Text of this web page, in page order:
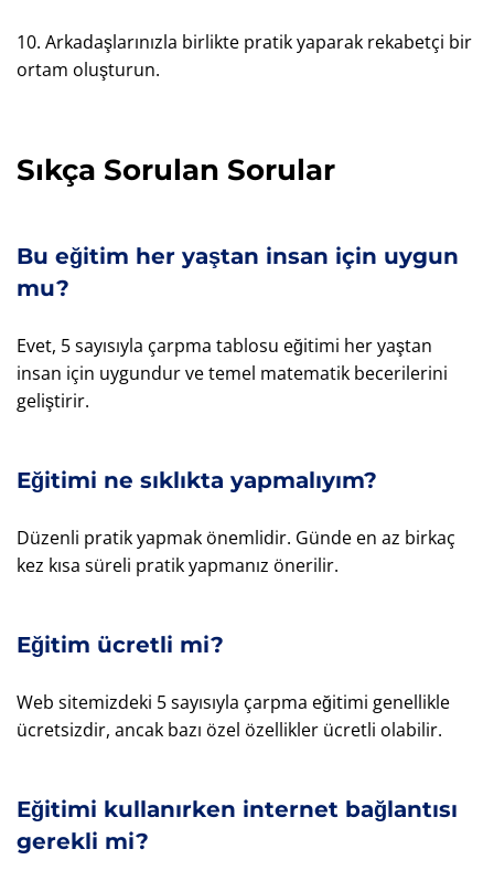
10. Arkadaşlarınızla birlikte pratik yaparak rekabetçi bir
ortam oluşturun.
Sıkça Sorulan Sorular
Bu eğitim her yaştan insan için uygun
mu?
Evet, 5 sayısıyla çarpma tablosu eğitimi her yaştan
insan için uygundur ve temel matematik becerilerini
geliştirir.
Eğitimi ne sıklıkta yapmalıyım?
Düzenli pratik yapmak önemlidir. Günde en az birkaç
kez kısa süreli pratik yapmanız önerilir.
Eğitim ücretli mi?
Web sitemizdeki 5 sayısıyla çarpma eğitimi genellikle
ücretsizdir, ancak bazı özel özellikler ücretli olabilir.
Eğitimi kullanırken internet bağlantısı
gerekli mi?